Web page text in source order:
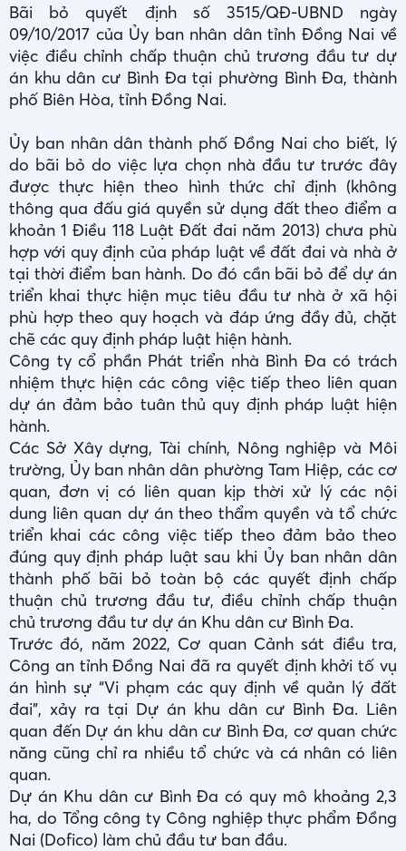
Bãi bỏ quyết định số 3515/QĐ-UBND ngày
09/10/2017 của Ủy ban nhân dân tỉnh Đồng Nai về
việc điều chỉnh chấp thuận chủ trương đầu tư dự
án khu dân cư Bình Đa tại phường Bình Đa, thành
phố Biên Hòa, tỉnh Đồng Nai.
Ủy ban nhân dân thành phố Đồng Nai cho biết, lý
do bãi bỏ do việc lựa chọn nhà đầu tư trước đây
được thực hiện theo hình thức chỉ định (không
thông qua đấu giá quyền sử dụng đất theo điểm a
khoản 1 Điều 118 Luật Đất đai năm 2013) chưa phù
hợp với quy định của pháp luật về đất đai và nhà ở
tại thời điểm ban hành. Do đó cần bãi bỏ để dự án
triển khai thực hiện mục tiêu đầu tư nhà ở xã hội
phù hợp theo quy hoạch và đáp ứng đầy đủ, chặt
chẽ các quy định pháp luật hiện hành.
Công ty cổ phần Phát triển nhà Bình Đa có trách
nhiệm thực hiện các công việc tiếp theo liên quan
dự án đảm bảo tuân thủ quy định pháp luật hiện
hành.
Các Sở Xây dựng, Tài chính, Nông nghiệp và Môi
trường, Ủy ban nhân dân phường Tam Hiệp, các cơ
quan, đơn vị có liên quan kịp thời xử lý các nội
dung liên quan dự án theo thẩm quyền và tổ chức
triển khai các công việc tiếp theo đảm bảo theo
đúng quy định pháp luật sau khi Ủy ban nhân dân
thành phố bãi bỏ toàn bộ các quyết định chấp
thuận chủ trương đầu tư, điều chỉnh chấp thuận
chủ trương đầu tư dự án Khu dân cư Bình Đa.
Trước đó, năm 2022, Cơ quan Cảnh sát điều tra,
Công an tỉnh Đồng Nai đã ra quyết định khởi tố vụ
án hình sự “Vi phạm các quy định về quản lý đất
đai”, xảy ra tại Dự án khu dân cư Bình Đa. Liên
quan đến Dự án khu dân cư Bình Đa, cơ quan chức
năng cũng chỉ ra nhiều tổ chức và cá nhân có liên
quan.
Dự án Khu dân cư Bình Đa có quy mô khoảng 2,3
ha, do Tổng công ty Công nghiệp thực phẩm Đồng
Nai (Dofico) làm chủ đầu tư ban đầu.